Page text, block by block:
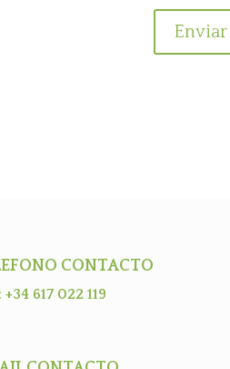
CONTACTO
+34 617 022 119